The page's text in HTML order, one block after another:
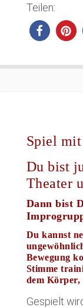
Teilen:
Spiel mit
Du bist
Theater
Dann bist
Du kannst
Bewegung
Stimme
dem Körper,
Gespielt